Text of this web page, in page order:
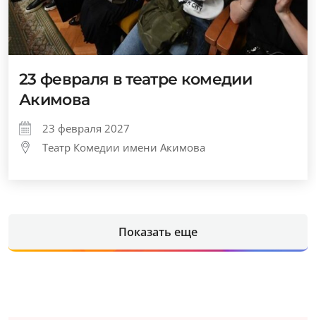
23 февраля в театре комедии
Акимова
23 февраля 2027
Театр Комедии имени Акимова
Показать еще